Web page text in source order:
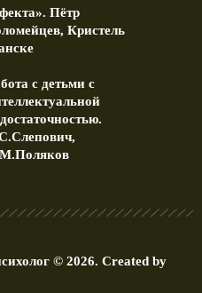
Пётр
Кристель
с детьми с
© 2026. Created by